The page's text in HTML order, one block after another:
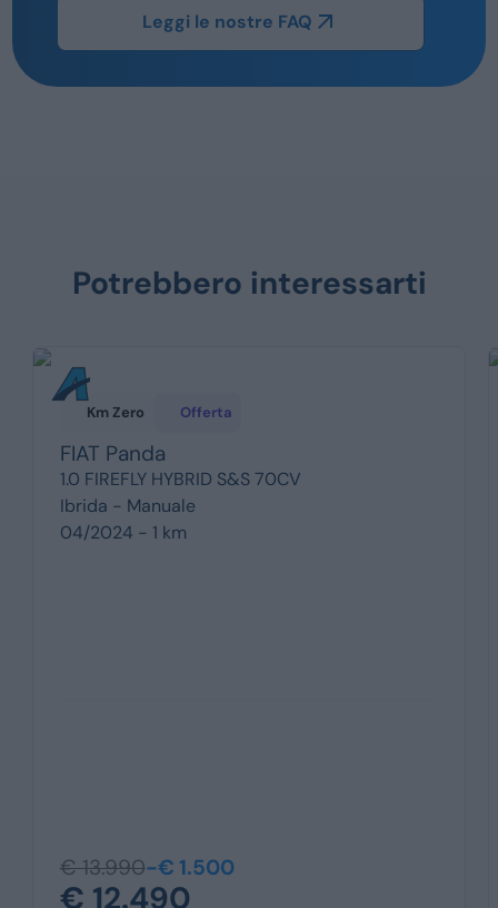
Leggi le nostre FAQ
Potrebbero interessarti
Km Zero Offerta
FIAT Panda
1.0 FIREFLY HYBRID S&S 70CV
Ibrida - Manuale
04/2024 - 1 km
€ 13.990-€ 1.500
€ 12.490